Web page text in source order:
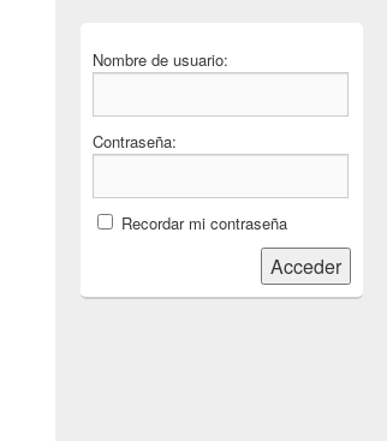
Nombre de usuario:
Contraseña:
Recordar mi contraseña
Acceder